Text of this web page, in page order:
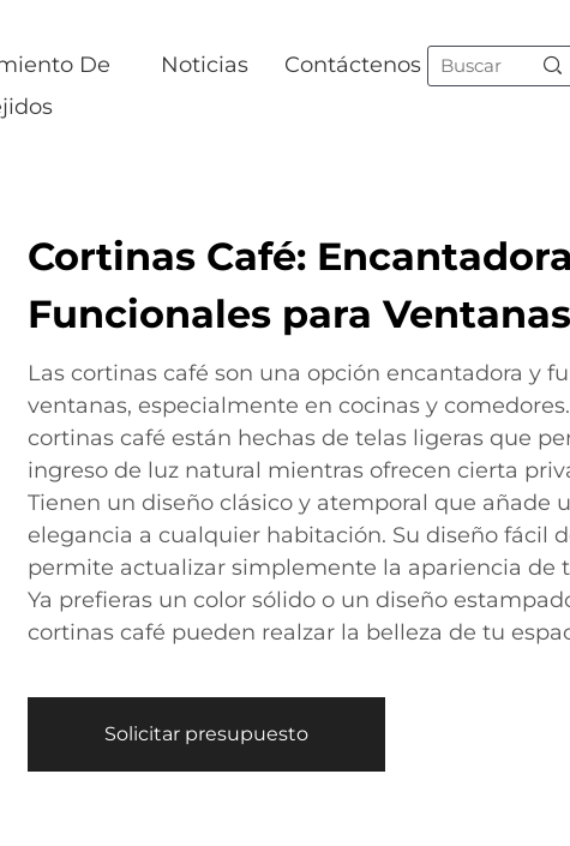
De
Noticias Contáctenos
Cortinas Café:
Funcionales para Ventanas
Las cortinas café son una opción encantadora y
ventanas, especialmente en cocinas y
cortinas café están hechas de telas ligeras que
ingreso de luz natural mientras ofrecen cierta
Tienen un diseño clásico y atemporal que añade
elegancia a cualquier habitación. Su diseño fácil
permite actualizar simplemente la apariencia de
Ya prefieras un color sólido o un diseño
cortinas café pueden realzar la belleza de tu
Solicitar presupuesto